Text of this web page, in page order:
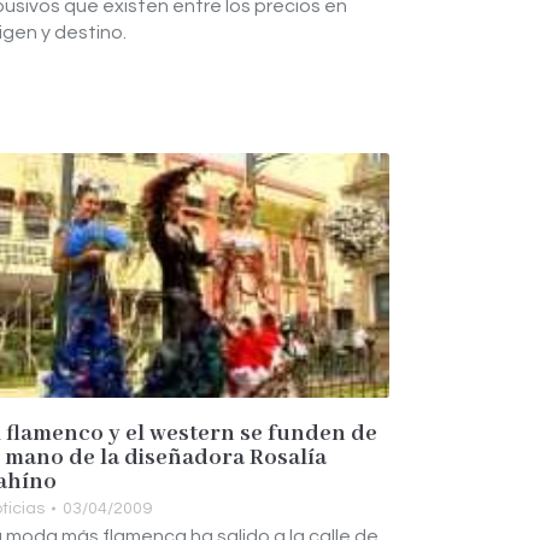
que existen entre los precios en
y destino.
flamenco y el western se funden de
mano de la diseñadora Rosalía
03/04/2009